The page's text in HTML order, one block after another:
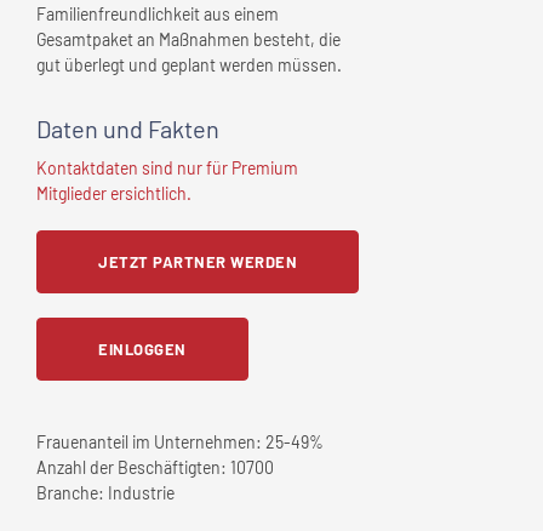
Familienfreundlichkeit aus einem
Gesamtpaket an Maßnahmen besteht, die
gut überlegt und geplant werden müssen.
Daten und Fakten
Kontaktdaten sind nur für Premium
Mitglieder ersichtlich.
JETZT PARTNER WERDEN
EINLOGGEN
Frauenanteil im Unternehmen: 25-49%
Anzahl der Beschäftigten: 10700
Branche: Industrie